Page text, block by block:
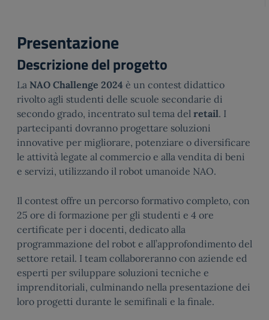
Presentazione
Descrizione del progetto
La NAO Challenge 2024 è un contest didattico
rivolto agli studenti delle scuole secondarie di
secondo grado, incentrato sul tema del retail. I
partecipanti dovranno progettare soluzioni
innovative per migliorare, potenziare o diversificare
le attività legate al commercio e alla vendita di beni
e servizi, utilizzando il robot umanoide NAO.
Il contest offre un percorso formativo completo, con
25 ore di formazione per gli studenti e 4 ore
certificate per i docenti, dedicato alla
programmazione del robot e all’approfondimento del
settore retail. I team collaboreranno con aziende ed
esperti per sviluppare soluzioni tecniche e
imprenditoriali, culminando nella presentazione dei
loro progetti durante le semifinali e la finale.